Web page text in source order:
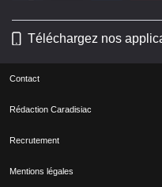
Téléchargez nos
Contact
Rédaction Caradisiac
Recrutement
Mentions légales